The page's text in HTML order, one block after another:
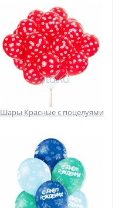
Шары Красные с поцелуями